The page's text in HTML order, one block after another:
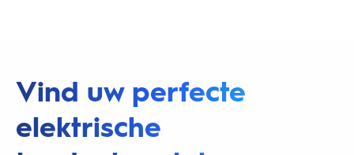
Vind uw perfecte
elektrische